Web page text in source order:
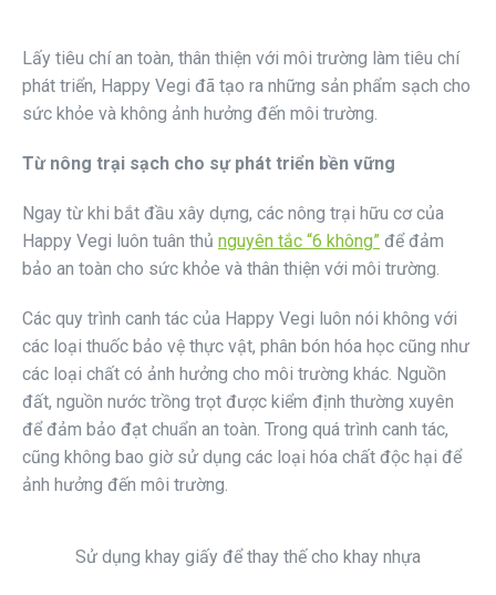
Lấy tiêu chí an toàn, thân thiện với môi trường làm tiêu chí
phát triển, Happy Vegi đã tạo ra những sản phẩm sạch cho
sức khỏe và không ảnh hưởng đến môi trường.
Từ nông trại sạch cho sự phát triển bền vững
Ngay từ khi bắt đầu xây dựng, các nông trại hữu cơ của
Happy Vegi luôn tuân thủ nguyên tắc “6 không” để đảm
bảo an toàn cho sức khỏe và thân thiện với môi trường.
Các quy trình canh tác của Happy Vegi luôn nói không với
các loại thuốc bảo vệ thực vật, phân bón hóa học cũng như
các loại chất có ảnh hưởng cho môi trường khác. Nguồn
đất, nguồn nước trồng trọt được kiểm định thường xuyên
để đảm bảo đạt chuẩn an toàn. Trong quá trình canh tác,
cũng không bao giờ sử dụng các loại hóa chất độc hại để
ảnh hưởng đến môi trường.
Sử dụng khay giấy để thay thế cho khay nhựa